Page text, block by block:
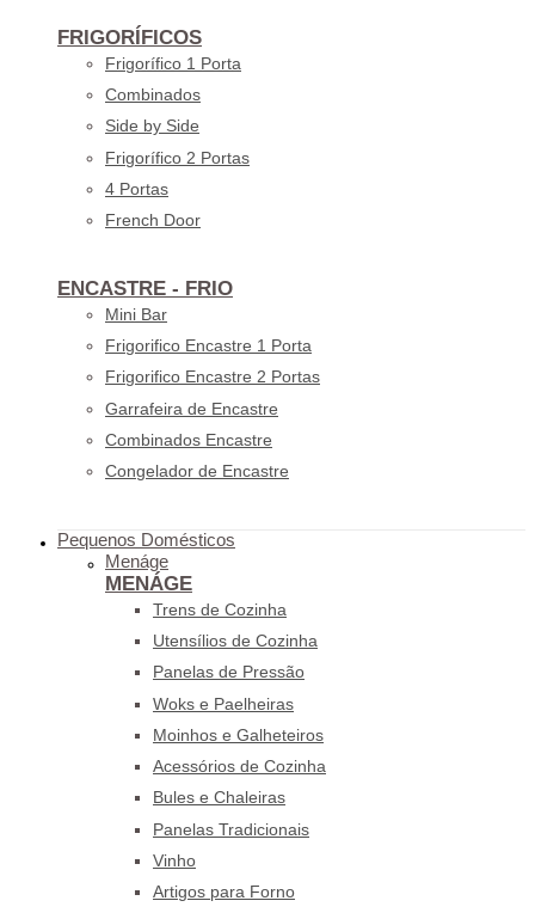
FRIGORÍFICOS
Frigorífico 1 Porta
Combinados
Side by Side
Frigorífico 2 Portas
4 Portas
French Door
ENCASTRE - FRIO
Mini Bar
Frigorifico Encastre 1 Porta
Frigorifico Encastre 2 Portas
Garrafeira de Encastre
Combinados Encastre
Congelador de Encastre
Pequenos Domésticos
Menáge
MENÁGE
Trens de Cozinha
Utensílios de Cozinha
Panelas de Pressão
Woks e Paelheiras
Moinhos e Galheteiros
Acessórios de Cozinha
Bules e Chaleiras
Panelas Tradicionais
Vinho
Artigos para Forno